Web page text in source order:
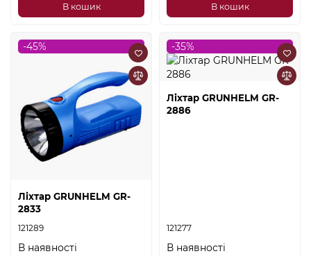
В кошик В кошик
-45%
Ліхтар GRUNHELM GR-
2833
121289
В наявності
-35%
Ліхтар GRUNHELM GR-
2886
121277
В наявності